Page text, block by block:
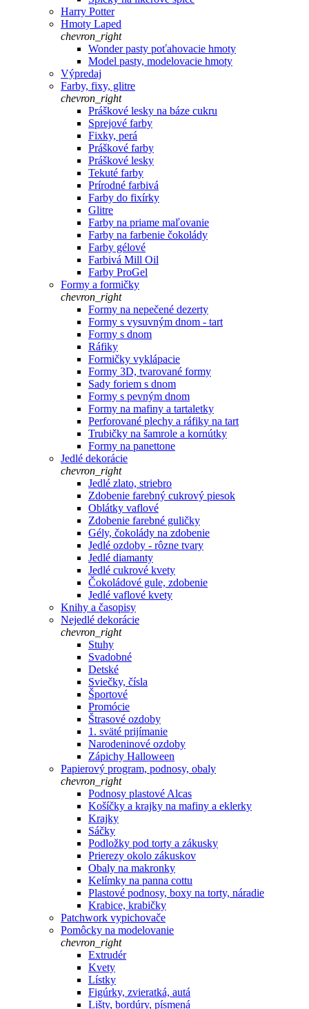
Harry Potter
Hmoty Laped
chevron_right
Wonder pasty poťahovacie hmoty
Model pasty, modelovacie hmoty
Výpredaj
Farby, fixy, glitre
chevron_right
Práškové lesky na báze cukru
Sprejové farby
Fixky, perá
Práškové farby
Práškové lesky
Tekuté farby
Prírodné farbivá
Farby do fixírky
Glitre
Farby na priame maľovanie
Farby na farbenie čokolády
Farby gélové
Farbivá Mill Oil
Farby ProGel
Formy a formičky
chevron_right
Formy na nepečené dezerty
Formy s vysuvným dnom - tart
Formy s dnom
Ráfiky
Formičky vyklápacie
Formy 3D, tvarované formy
Sady foriem s dnom
Formy s pevným dnom
Formy na mafiny a tartaletky
Perforované plechy a ráfiky na tart
Trubičky na šamrole a kornútky
Formy na panettone
Jedlé dekorácie
chevron_right
Jedlé zlato, striebro
Zdobenie farebný cukrový piesok
Oblátky vaflové
Zdobenie farebné guličky
Gély, čokolády na zdobenie
Jedlé ozdoby - rôzne tvary
Jedlé diamanty
Jedlé cukrové kvety
Čokoládové gule, zdobenie
Jedlé vaflové kvety
Knihy a časopisy
Nejedlé dekorácie
chevron_right
Stuhy
Svadobné
Detské
Sviečky, čísla
Športové
Promócie
Štrasové ozdoby
1. sväté prijímanie
Narodeninové ozdoby
Zápichy Halloween
Papierový program, podnosy, obaly
chevron_right
Podnosy plastové Alcas
Košíčky a krajky na mafiny a eklerky
Krajky
Sáčky
Podložky pod torty a zákusky
Prierezy okolo zákuskov
Obaly na makronky
Kelímky na panna cottu
Plastové podnosy, boxy na torty, náradie
Krabice, krabičky
Patchwork vypichovače
Pomôcky na modelovanie
chevron_right
Extrudér
Kvety
Lístky
Figúrky, zvieratká, autá
Lišty, bordúry, písmená